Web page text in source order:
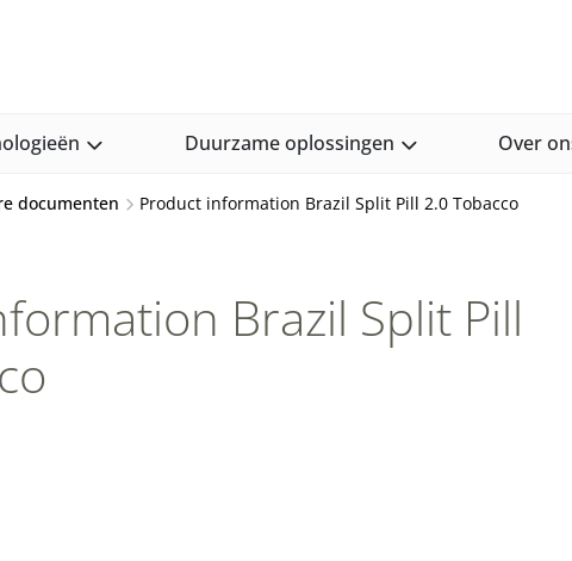
Duurzame oplossingen Over
documenten Product information Brazil Split Pill 2.0 Tobacco
Brazil Split Pill